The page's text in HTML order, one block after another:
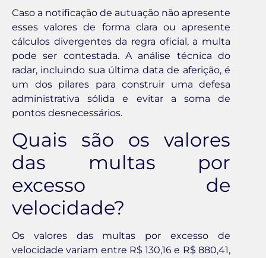
Caso a notificação de autuação não apresente
esses valores de forma clara ou apresente
cálculos divergentes da regra oficial, a multa
pode ser contestada. A análise técnica do
radar, incluindo sua última data de aferição, é
um dos pilares para construir uma defesa
administrativa sólida e evitar a soma de
pontos desnecessários.
Quais são os valores
das multas por
excesso de
velocidade?
Os valores das multas por excesso de
velocidade variam entre R$ 130,16 e R$ 880,41,